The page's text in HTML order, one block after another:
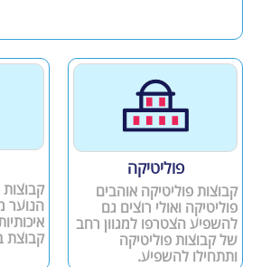
פוליטיקה
קבוצות פוליטיקה אוהבים
פוליטיקה ואולי רוצים גם
להשפיע הצטרפו למגוון רחב
של קבוצות פוליטיקה
ותתחילו להשפיע.
קבוצות
הנוער
קבוצת